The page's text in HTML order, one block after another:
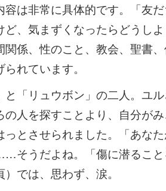
は非常に具体的です。「友
、気まずくなったらどうし
係、性のこと、教会、聖書
れています。
「リュウボン」の二人。ユ
人を探すことより、自分が
っとさせられました。「あな
そうだよね。「傷に潜るこ
では、思わず、涙。